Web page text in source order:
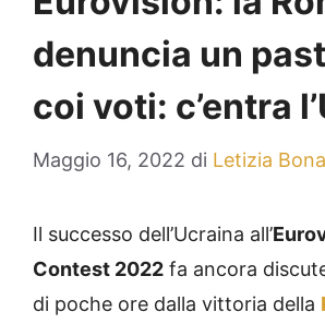
denuncia un
coi voti: c’entra
Maggio 16, 2022 di Letizia
Il successo dell’Ucraina all’
Contest 2022 fa ancora
di poche ore dalla vittoria della